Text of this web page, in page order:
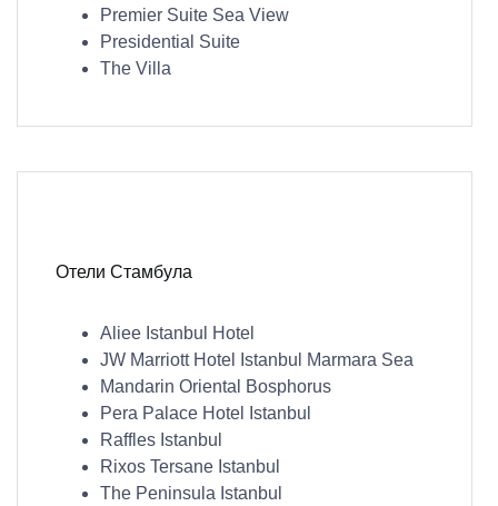
Premier Suite Sea View
Presidential Suite
The Villa
Отели Стамбула
Aliee Istanbul Hotel
JW Marriott Hotel Istanbul Marmara Sea
Mandarin Oriental Bosphorus
Pera Palace Hotel Istanbul
Raffles Istanbul
Rixos Tersane Istanbul
The Peninsula Istanbul